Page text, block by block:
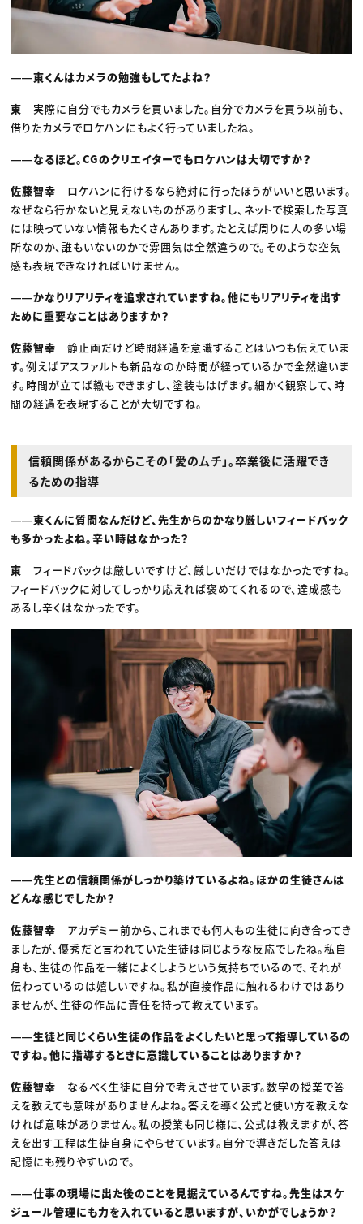
――東くんはカメラの勉強もしてたよね？
東 実際に自分でもカメラを買いました。自分でカメラを買う以前も、
借りたカメラでロケハンにもよく行っていましたね。
――なるほど。CGのクリエイターでもロケハンは大切ですか？
佐藤智幸 ロケハンに行けるなら絶対に行ったほうがいいと思います。
なぜなら行かないと見えないものがありますし、ネットで検索した写真
には映っていない情報もたくさんあります。たとえば周りに人の多い場
所なのか、誰もいないのかで雰囲気は全然違うので。そのような空気
感も表現できなければいけません。
――かなりリアリティを追求されていますね。他にもリアリティを出す
ために重要なことはありますか？
佐藤智幸 静止画だけど時間経過を意識することはいつも伝えていま
す。例えばアスファルトも新品なのか時間が経っているかで全然違いま
す。時間が立てば轍もできますし、塗装もはげます。細かく観察して、時
間の経過を表現することが大切ですね。
信頼関係があるからこその「愛のムチ」。卒業後に活躍でき
るための指導
――東くんに質問なんだけど、先生からのかなり厳しいフィードバック
も多かったよね。辛い時はなかった？
東 フィードバックは厳しいですけど、厳しいだけではなかったですね。
フィードバックに対してしっかり応えれば褒めてくれるので、達成感も
あるし辛くはなかったです。
――先生との信頼関係がしっかり築けているよね。ほかの生徒さんは
どんな感じでしたか？
佐藤智幸 アカデミー前から、これまでも何人もの生徒に向き合ってき
ましたが、優秀だと言われていた生徒は同じような反応でしたね。私自
身も、生徒の作品を一緒によくしようという気持ちでいるので、それが
伝わっているのは嬉しいですね。私が直接作品に触れるわけではあり
ませんが、生徒の作品に責任を持って教えています。
――生徒と同じくらい生徒の作品をよくしたいと思って指導しているの
ですね。他に指導するときに意識していることはありますか？
佐藤智幸 なるべく生徒に自分で考えさせています。数学の授業で答
えを教えても意味がありませんよね。答えを導く公式と使い方を教えな
ければ意味がありません。私の授業も同じ様に、公式は教えますが、答
えを出す工程は生徒自身にやらせています。自分で導きだした答えは
記憶にも残りやすいので。
――仕事の現場に出た後のことを見据えているんですね。先生はスケ
ジュール管理にも力を入れていると思いますが、いかがでしょうか？